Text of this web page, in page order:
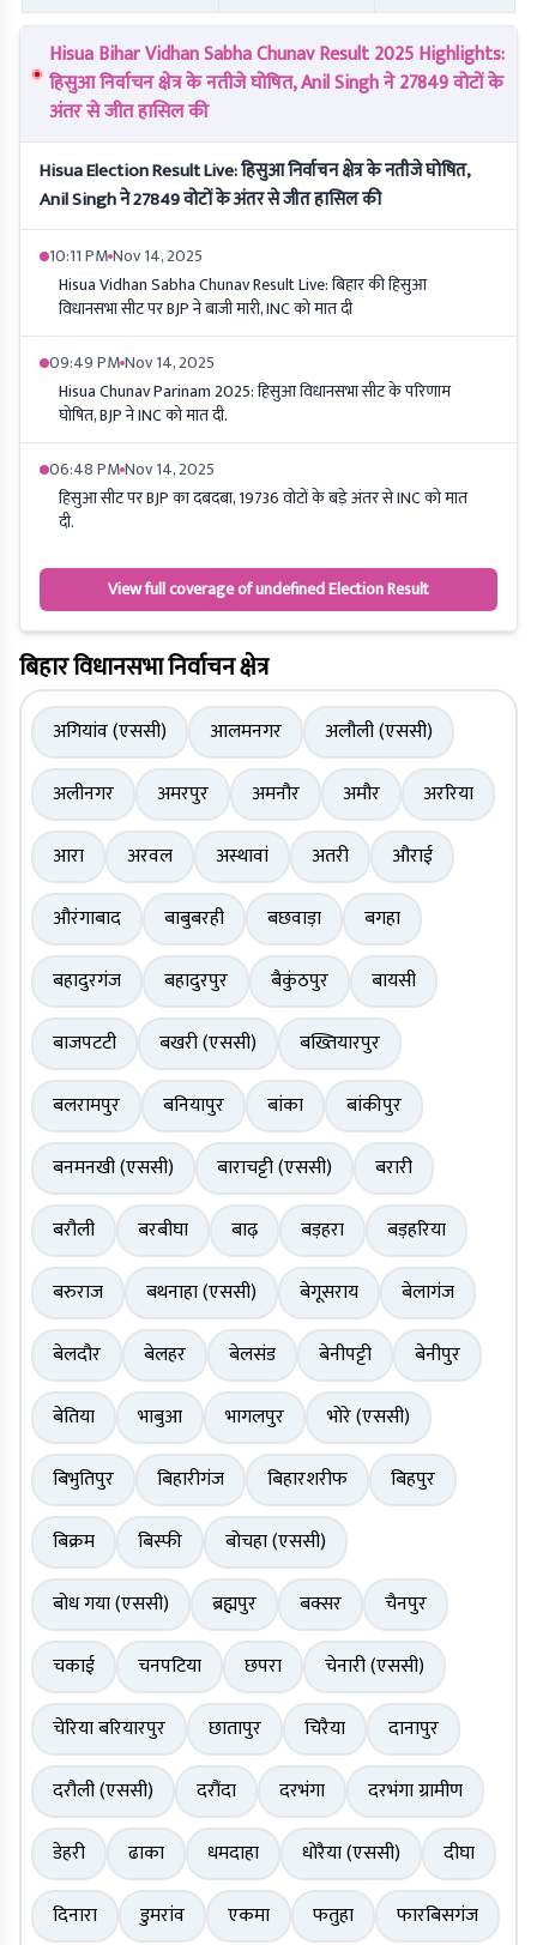
Hisua Bihar Vidhan Sabha Chunav Result 2025 Highlights:
हिसुआ निर्वाचन क्षेत्र के नतीजे घोषित, Anil Singh ने 27849 वोटों के
अंतर से जीत हासिल की
Hisua Election Result Live: हिसुआ निर्वाचन क्षेत्र के नतीजे घोषित,
Anil Singh ने 27849 वोटों के अंतर से जीत हासिल की
10:11 PMNov 14, 2025
Hisua Vidhan Sabha Chunav Result Live: बिहार की हिसुआ
विधानसभा सीट पर BJP ने बाजी मारी, INC को मात दी
09:49 PMNov 14, 2025
Hisua Chunav Parinam 2025: हिसुआ विधानसभा सीट के परिणाम
घोषित, BJP ने INC को मात दी.
06:48 PMNov 14, 2025
हिसुआ सीट पर BJP का दबदबा, 19736 वोटों के बड़े अंतर से INC को मात
दी.
View full coverage of undefined Election Result
बिहार विधानसभा निर्वाचन क्षेत्र
अगियांव (एससी) आलमनगर
अलौली (एससी)
अलीनगर
अमरपुर अमनौर अमौर
अररिया
आरा
अरवल अस्थावां अतरी
औराई
औरंगाबाद
बाबुबरही बछवाड़ा
बगहा
बहादुरगंज
बहादुरपुर बैकुंठपुर
बायसी
बाजपटटी
बखरी (एससी)
बख्तियारपुर
बलरामपुर
बनियापुर बांका
बांकीपुर
बनमनखी (एससी)
बाराचट्टी (एससी)
बरारी
बरौली
बरबीघा बाढ़ बड़हरा
बड़हरिया
बरुराज
बथनाहा (एससी) बेगूसराय
बेलागंज
बेलदौर
बेलहर बेलसंड बेनीपट्टी
बेनीपुर
बेतिया
भाबुआ भागलपुर
भोरे (एससी)
बिभुतिपुर
बिहारीगंज बिहारशरीफ
बिहपुर
बिक्रम
बिस्फी
बोचहा (एससी)
बोध गया (एससी)
ब्रह्मपुर बक्सर
चैनपुर
चकाई
चनपटिया छपरा
चेनारी (एससी)
चेरिया बरियारपुर
छातापुर चिरैया
दानापुर
दरौली (एससी)
दरौंदा दरभंगा
दरभंगा ग्रामीण
डेहरी
ढाका धमदाहा धोरैया (एससी)
दीघा
दिनारा
डुमरांव एकमा फतुहा
फारबिसगंज